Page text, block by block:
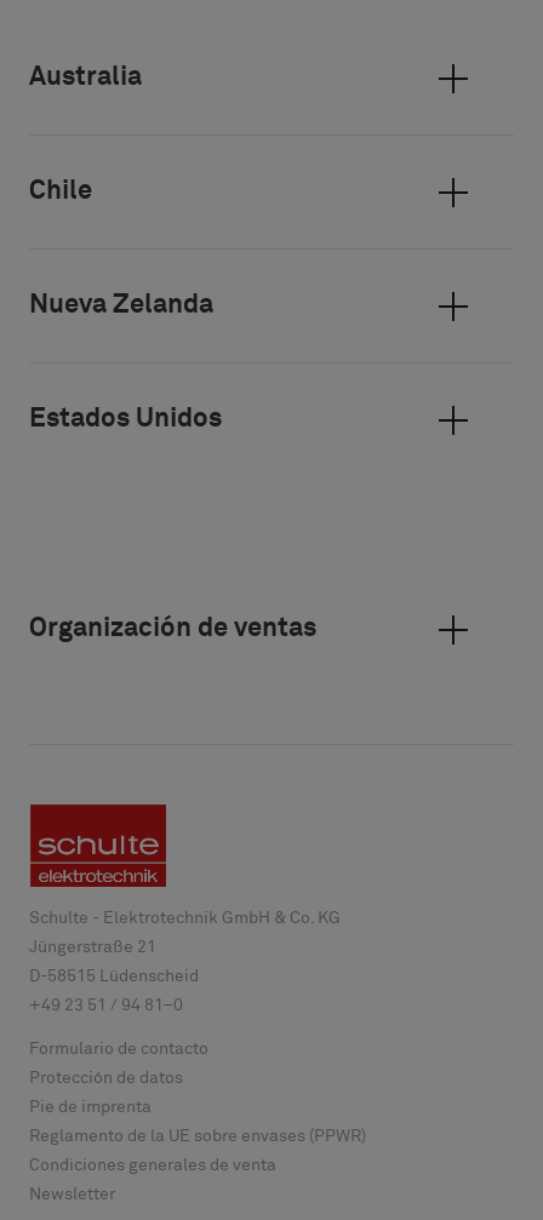
Australia
Chile
Nueva Zelanda
Estados Unidos
Organización de ventas
Schulte - Elektrotechnik GmbH & Co. KG
Jüngerstraße 21
D-58515 Lüdenscheid
+49 23 51 / 94 81–0
Formulario de contacto
Protección de datos
Pie de imprenta
Reglamento de la UE sobre envases (PPWR)
Condiciones generales de venta
Newsletter